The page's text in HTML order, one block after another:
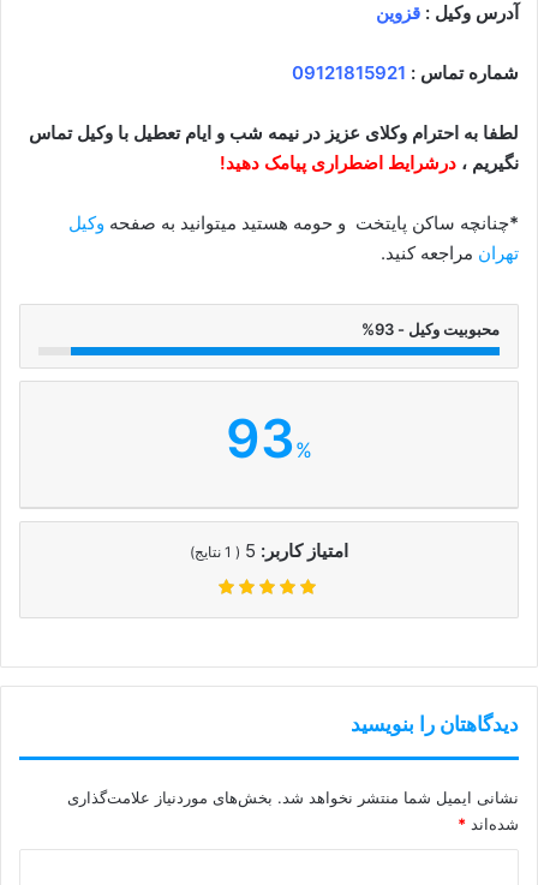
آدرس وکیل : قزوین
شماره تماس : 09121815921
لطفا به احترام وکلای عزیز در نیمه شب و ایام تعطیل با وکیل تماس
نگیریم ، درشرایط اضطراری پیامک دهید!
*چنانچه ساکن پایتخت و حومه هستید میتوانید به صفحه وکیل
تهران مراجعه کنید.
محبوبیت وکیل - 93%
93%
امتیاز کاربر: 5
(
1 نتایج)
دیدگاهتان را بنویسید
نشانی ایمیل شما منتشر نخواهد شد. بخش‌های موردنیاز علامت‌گذاری
شده‌اند *